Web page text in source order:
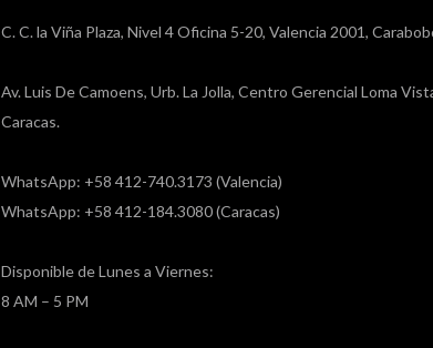
C. C. la Viña Plaza, Nivel 4 Oficina 5-20, Valencia 2001,
Av. Luis De Camoens, Urb. La Jolla, Centro Gerencial Loma
Caracas.
WhatsApp: +58 412-740.3173 (Valencia)
WhatsApp: +58 412-184.3080 (Caracas)
Disponible de Lunes a Viernes:
8 AM – 5 PM